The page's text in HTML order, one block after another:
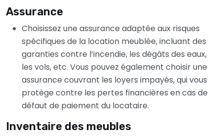
Assurance
Choisissez une assurance adaptée aux risques
spécifiques de la location meublée, incluant des
garanties contre l’incendie, les dégâts des eaux,
les vols, etc. Vous pouvez également choisir une
assurance couvrant les loyers impayés, qui vous
protège contre les pertes financières en cas de
défaut de paiement du locataire.
Inventaire des meubles